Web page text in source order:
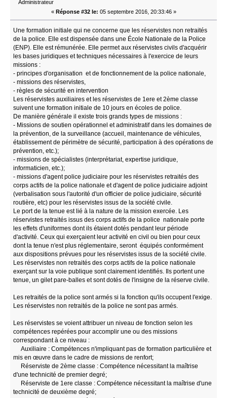
Administrateur
« Réponse #32 le: 05 septembre 2016, 20:33:46 »
Une formation initiale qui ne concerne que les réservistes non retraités
de la police. Elle est dispensée dans une École Nationale de la Police
(ENP). Elle est rémunérée. Elle permet aux réservistes civils d'acquérir
les bases juridiques et techniques nécessaires à l'exercice de leurs
missions :
- principes d'organisation et de fonctionnement de la police nationale,
- missions des réservistes,
- règles de sécurité en intervention
Les réservistes auxiliaires et les réservistes de 1ere et 2ème classe
suivent une formation initiale de 10 jours en écoles de police.
De manière générale il existe trois grands types de missions :
- Missions de soutien opérationnel et administratif dans les domaines de
la prévention, de la surveillance (accueil, maintenance de véhicules,
établissement de périmètre de sécurité, participation à des opérations de
prévention, etc.);
- missions de spécialistes (interprétariat, expertise juridique,
informaticien, etc.);
- missions d'agent police judiciaire pour les réservistes retraités des
corps actifs de la police nationale et d'agent de police judiciaire adjoint
(verbalisation sous l'autorité d'un officier de police judiciaire, sécurité
routière, etc) pour les réservistes issus de la société civile.
Le port de la tenue est lié à la nature de la mission exercée. Les
réservistes retraités issus des corps actifs de la police nationale porte
les effets d'uniformes dont ils étaient dotés pendant leur période
d'activité. Ceux qui exerçaient leur activité en civil ou bien pour ceux
dont la tenue n'est plus réglementaire, seront équipés conformément
aux dispositions prévues pour les réservistes issus de la société civile.
Les réservistes non retraités des corps actifs de la police nationale
exerçant sur la voie publique sont clairement identifiés. Ils portent une
tenue, un gilet pare-balles et sont dotés de l'insigne de la réserve civile.
Les retraités de la police sont armés si la fonction qu'ils occupent l'exige.
Les réservistes non retraités de la police ne sont pas armés.
Les réservistes se voient attribuer un niveau de fonction selon les
compétences repérées pour accomplir une ou des missions
correspondant à ce niveau :
Auxiliaire : Compétences n'impliquant pas de formation particulière et
mis en œuvre dans le cadre de missions de renfort;
Réserviste de 2ème classe : Compétence nécessitant la maîtrise
d'une technicité de premier degré;
Réserviste de 1ere classe : Compétence nécessitant la maîtrise d'une
technicité de deuxième degré;